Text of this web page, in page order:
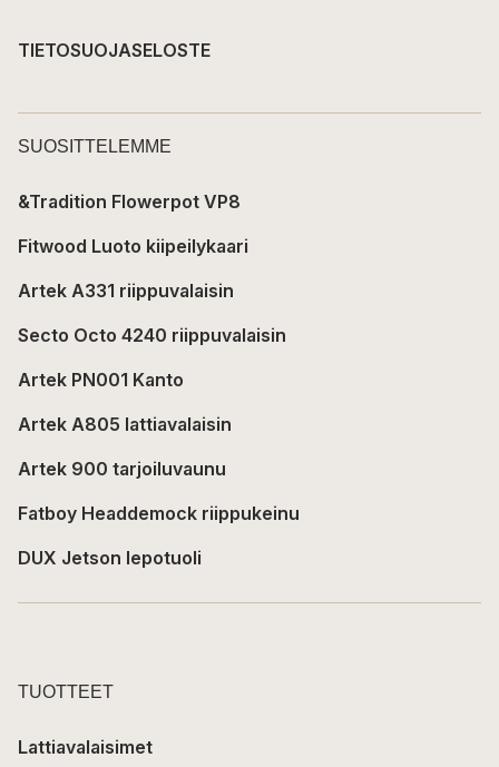
TIETOSUOJASELOSTE
SUOSITTELEMME
&Tradition Flowerpot VP8
Fitwood Luoto kiipeilykaari
Artek A331 riippuvalaisin
Secto Octo 4240 riippuvalaisin
Artek PN001 Kanto
Artek A805 lattiavalaisin
Artek 900 tarjoiluvaunu
Fatboy Headdemock riippukeinu
DUX Jetson lepotuoli
TUOTTEET
Lattiavalaisimet